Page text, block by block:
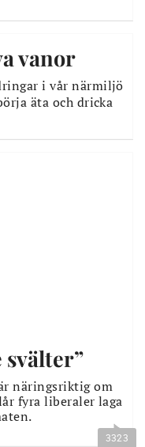
vanor
i vår närmiljö
äta och dricka
näringsriktig om
fyra liberaler laga
3323